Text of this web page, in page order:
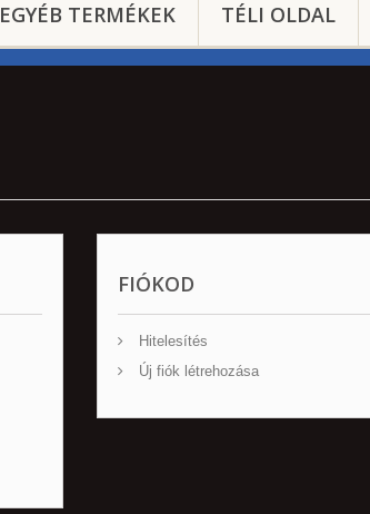
EGYÉB TERMÉKEK TÉLI OLDAL
FIÓKOD
Hitelesítés
Új fiók létrehozása